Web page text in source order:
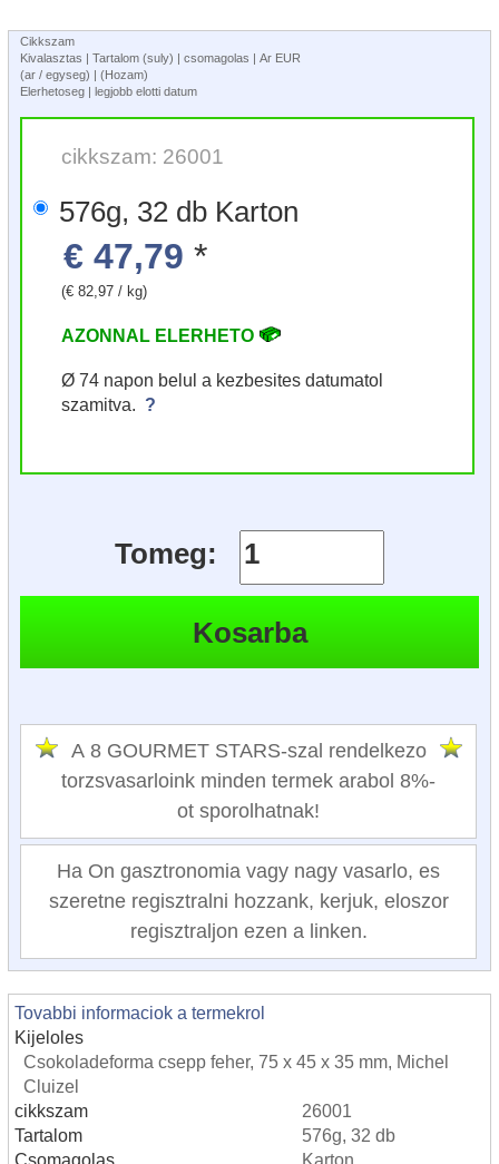
Cikkszam
Kivalasztas | Tartalom (suly) | csomagolas | Ar EUR
(ar / egyseg) | (Hozam)
Elerhetoseg | legjobb elotti datum
cikkszam: 26001
576g, 32 db Karton
€ 47,79 *
(€ 82,97 / kg)
AZONNAL ELERHETO
Ø 74 napon belul a kezbesites datumatol
szamitva. ?
Tomeg:
A 8 GOURMET STARS-szal rendelkezo
torzsvasarloink minden termek arabol 8%-
ot sporolhatnak!
Ha On gasztronomia vagy nagy vasarlo, es
szeretne regisztralni hozzank, kerjuk, eloszor
regisztraljon ezen a linken.
Tovabbi informaciok a termekrol
Kijeloles
Csokoladeforma csepp feher, 75 x 45 x 35 mm, Michel
Cluizel
cikkszam
26001
Tartalom
576g, 32 db
Csomagolas
Karton